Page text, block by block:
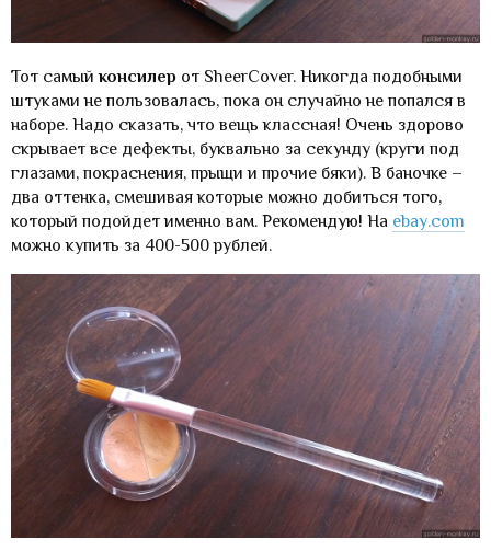
Тот самыйконсилер от SheerCover. Никогда подобными
штуками не пользовалась, пока он случайно не попался в
наборе. Надо сказать, что вещь классная! Очень здорово
скрывает все дефекты, буквально за секунду (круги под
глазами, покраснения, прыщи и прочие бяки). В баночке –
два оттенка, смешивая которые можно добиться того,
который подойдет именно вам. Рекомендую! На ebay.com
можно купить за 400-500 рублей.